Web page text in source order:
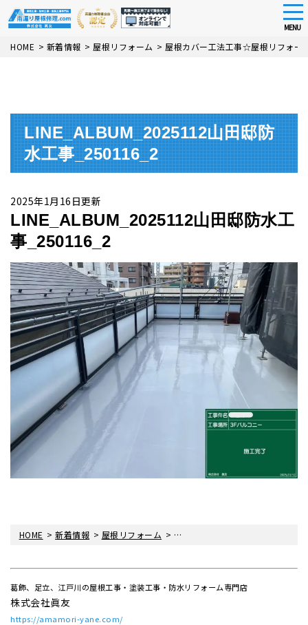
Skip
MENU
HOME > 新着情報 > 屋根リフォーム > 屋根カバー工法工事☆屋根リフォー
LINE_ALBUM_2025112山田邸防
水工事_250116_2
2025年1月16日更新
LINE_ALBUM_2025112山田邸防水工
事_250116_2
HOME >新着情報 > 屋根リフォーム > 屋根カバー工法工事☆屋根リフォ
葛飾、足立、江戸川の屋根工事・塗装工事・防水リフォーム専門店
株式会社眞友
https://amamori-yane.com/